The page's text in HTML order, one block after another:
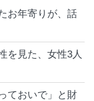
お年寄りが、話
を見た、女性3人
ておいで」と財